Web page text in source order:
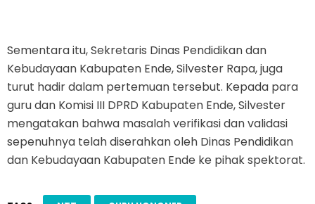
Sementara itu, Sekretaris Dinas Pendidikan dan
Kebudayaan Kabupaten Ende, Silvester Rapa, juga
turut hadir dalam pertemuan tersebut. Kepada para
guru dan Komisi III DPRD Kabupaten Ende, Silvester
mengatakan bahwa masalah verifikasi dan validasi
sepenuhnya telah diserahkan oleh Dinas Pendidikan
dan Kebudayaan Kabupaten Ende ke pihak spektorat.